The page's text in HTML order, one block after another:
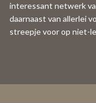
interessant netwerk
daarnaast van allerlei
streepje voor op niet-